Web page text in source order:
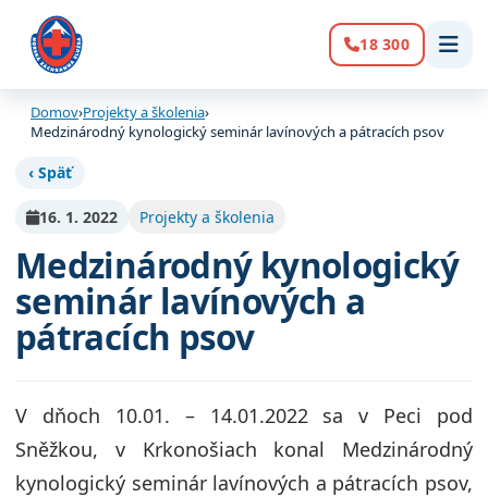
Volanie:
18 300
Domov›Projekty a školenia›
Medzinárodný kynologický seminár lavínových a pátracích psov
‹ Späť
16. 1. 2022 Projekty a školenia
Medzinárodný kynologický
seminár lavínových a
pátracích psov
V dňoch 10.01. – 14.01.2022 sa v Peci pod
Sněžkou, v Krkonošiach konal Medzinárodný
kynologický seminár lavínových a pátracích psov,